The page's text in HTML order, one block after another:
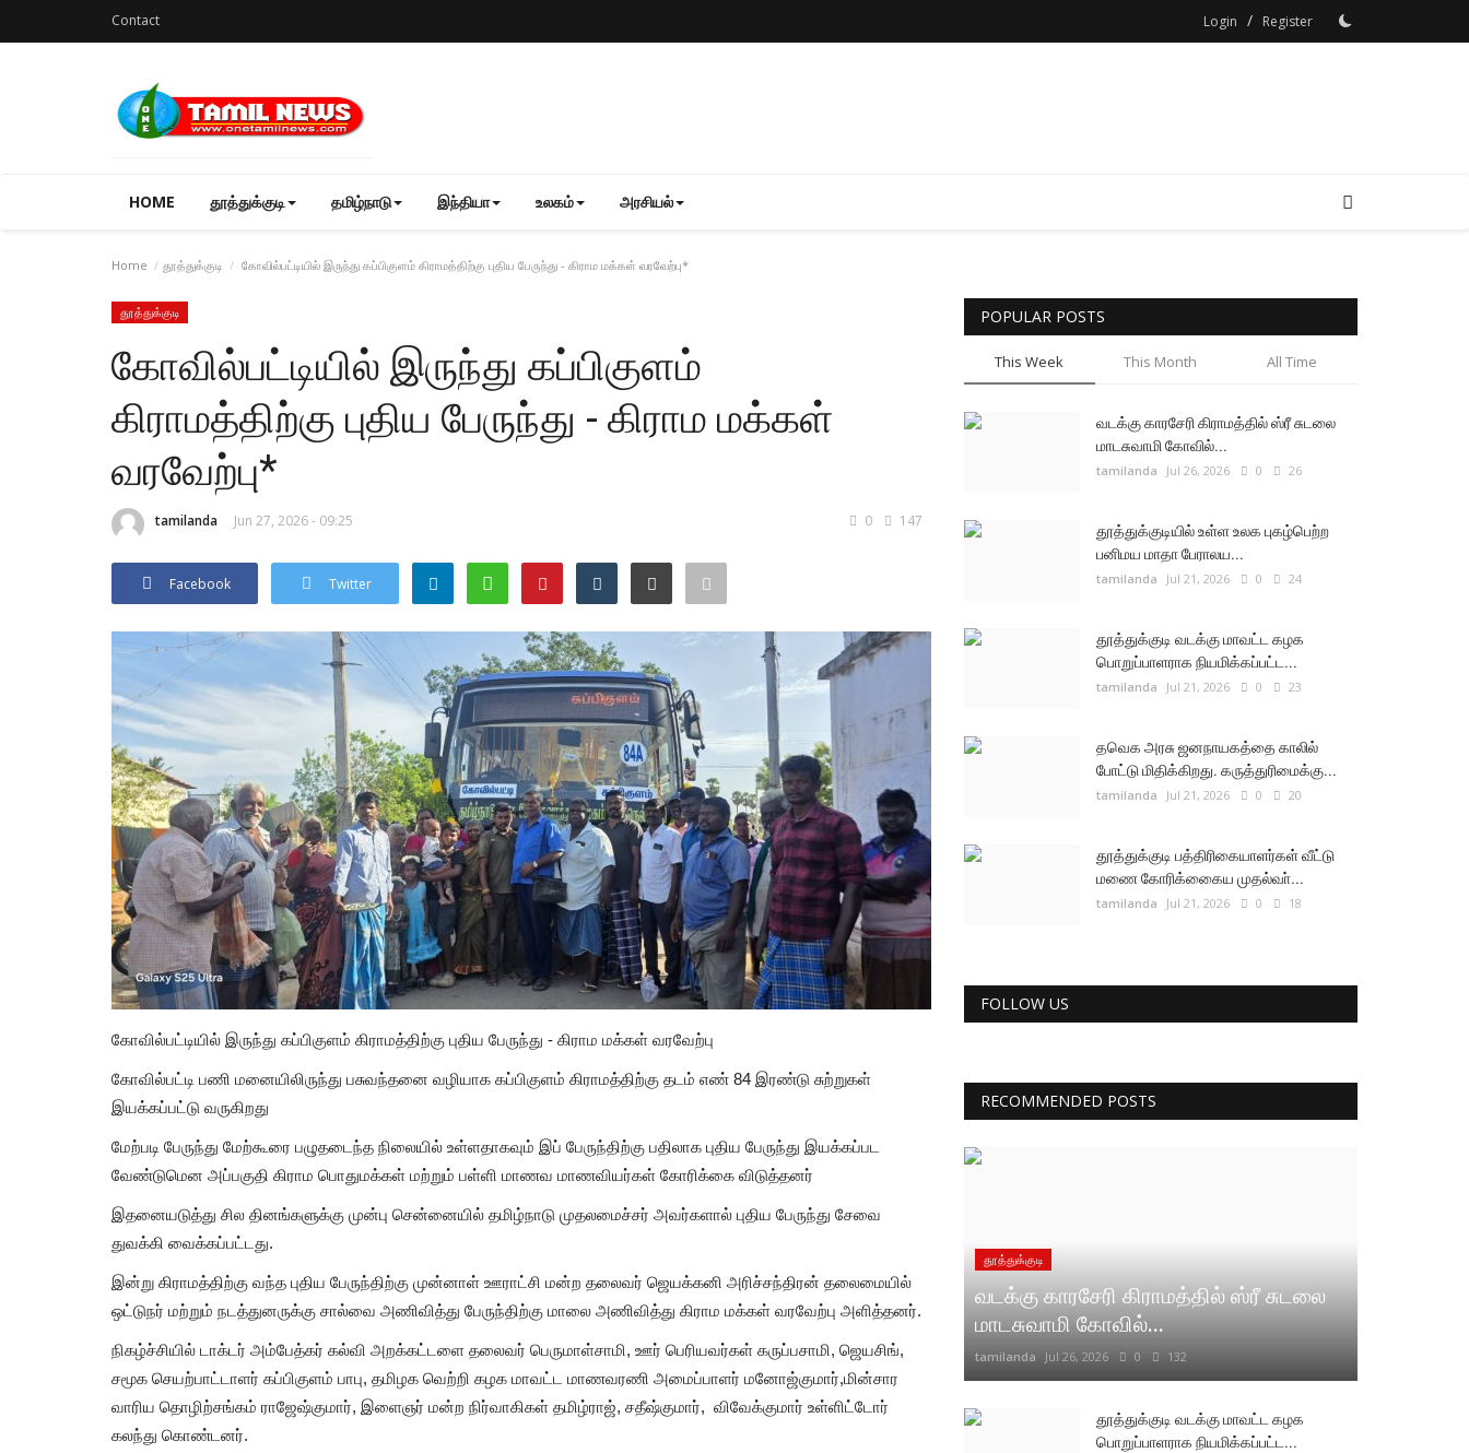
Contact Login / Register
HOME தூத்துக்குடி தமிழ்நாடு இந்தியா உலகம் அரசியல்
Home தூத்துக்குடி கோவில்பட்டியில் இருந்து கப்பிகுளம் கிராமத்திற்கு புதிய பேருந்து - கிராம மக்கள் வரவேற்பு*
தூத்துக்குடி
கோவில்பட்டியில் இருந்து கப்பிகுளம்
கிராமத்திற்கு புதிய பேருந்து - கிராம மக்கள்
வரவேற்பு*
tamilanda Jun 27, 2026 - 09:25 0 147
Facebook Twitter
கோவில்பட்டியில் இருந்து கப்பிகுளம் கிராமத்திற்கு புதிய பேருந்து - கிராம மக்கள் வரவேற்பு
கோவில்பட்டி பணி மனையிலிருந்து பசுவந்தனை வழியாக கப்பிகுளம் கிராமத்திற்கு தடம் எண் 84 இரண்டு சுற்றுகள்
இயக்கப்பட்டு வருகிறது
மேற்படி பேருந்து மேற்கூரை பழுதடைந்த நிலையில் உள்ளதாகவும் இப் பேருந்திற்கு பதிலாக புதிய பேருந்து இயக்கப்பட
வேண்டுமென அப்பகுதி கிராம பொதுமக்கள் மற்றும் பள்ளி மாணவ மாணவியர்கள் கோரிக்கை விடுத்தனர்
இதனையடுத்து சில தினங்களுக்கு முன்பு சென்னையில் தமிழ்நாடு முதலமைச்சர் அவர்களால் புதிய பேருந்து சேவை
துவக்கி வைக்கப்பட்டது.
இன்று கிராமத்திற்கு வந்த புதிய பேருந்திற்கு முன்னாள் ஊராட்சி மன்ற தலைவர் ஜெயக்கனி அரிச்சந்திரன் தலைமையில்
ஒட்டுநர் மற்றும் நடத்துனருக்கு சால்வை அணிவித்து பேருந்திற்கு மாலை அணிவித்து கிராம மக்கள் வரவேற்பு அளித்தனர்.
நிகழ்ச்சியில் டாக்டர் அம்பேத்கர் கல்வி அறக்கட்டளை தலைவர் பெருமாள்சாமி, ஊர் பெரியவர்கள் கருப்பசாமி, ஜெயசிங்,
சமூக செயற்பாட்டாளர் கப்பிகுளம் பாபு, தமிழக வெற்றி கழக மாவட்ட மாணவரணி அமைப்பாளர் மனோஜ்குமார்,மின்சார
வாரிய தொழிற்சங்கம் ராஜேஷ்குமார், இளைஞர் மன்ற நிர்வாகிகள் தமிழ்ராஜ், சதீஷ்குமார், விவேக்குமார் உள்ளிட்டோர்
கலந்து கொண்டனர்.
POPULAR POSTS
This Week This Month All Time
வடக்கு காரசேரி கிராமத்தில் ஸ்ரீ சுடலை
மாடசுவாமி கோவில்...
tamilanda Jul 26, 2026 0 26
தூத்துக்குடியில் உள்ள உலக புகழ்பெற்ற
பனிமய மாதா பேராலய...
tamilanda Jul 21, 2026 0 24
தூத்துக்குடி வடக்கு மாவட்ட கழக
பொறுப்பாளராக நியமிக்கப்பட்ட...
tamilanda Jul 21, 2026 0 23
தவெக அரசு ஜனநாயகத்தை காலில்
போட்டு மிதிக்கிறது. கருத்துரிமைக்கு...
tamilanda Jul 21, 2026 0 20
தூத்துக்குடி பத்திரிகையாளர்கள் வீட்டு
மணை கோரிக்கைைய முதல்வா்...
tamilanda Jul 21, 2026 0 18
FOLLOW US
RECOMMENDED POSTS
தூத்துக்குடி
வடக்கு காரசேரி கிராமத்தில் ஸ்ரீ சுடலை
மாடசுவாமி கோவில்...
tamilanda Jul 26, 2026 0 132
தூத்துக்குடி வடக்கு மாவட்ட கழக
பொறுப்பாளராக நியமிக்கப்பட்ட...